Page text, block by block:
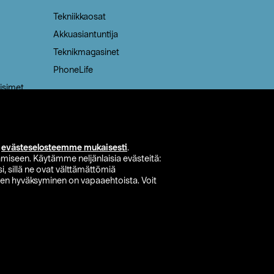
evästeselosteemme mukaisesti.
Käytämme neljänlaisia evästeitä:
sillä ne ovat välttämättömiä
hyväksyminen on vapaaehtoista. Voit
Tekniikkaosat
Akkuasiantuntija
Teknikmagasinet
PhoneLife